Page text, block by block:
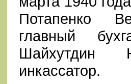
Потапенко
главный
Шайхутдин
инкассатор.